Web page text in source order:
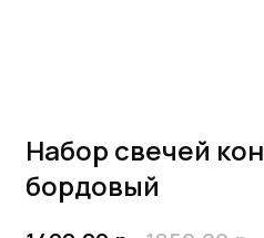
Набор свечей
бордовый